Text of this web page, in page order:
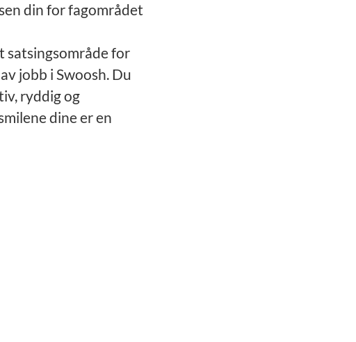
din for fagområdet
satsingsområde for
jobb i Swoosh. Du
ryddig og
dine er en